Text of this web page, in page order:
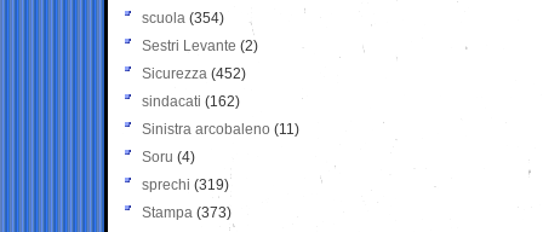
scuola (354)
Sestri Levante (2)
Sicurezza (452)
sindacati (162)
Sinistra arcobaleno (11)
Soru (4)
sprechi (319)
Stampa (373)